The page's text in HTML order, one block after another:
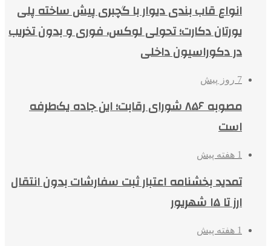
انواع قاب بندی دیوار با گچبری پیش ساخته پلی
یورتان دکارت؛ تحولی لوکس، فوری و بدون تخریب
در دکوراسیون داخلی
7 روز پیش
مصوبه ۸۵۶ شورای رقابت؛ این جاده یک‌طرفه
است
1 هفته پیش
تمدید بخشنامه اعتبار ثبت سفارشات بدون انتقال
ارز تا ۱۵ شهریور
1 هفته پیش